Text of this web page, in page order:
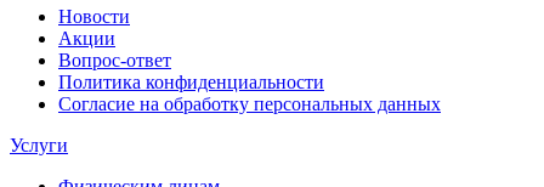
Новости
Акции
Вопрос-ответ
Политика конфиденциальности
Согласие на обработку персональных данных
Услуги